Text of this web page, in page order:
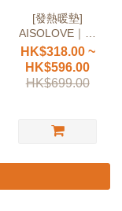
[發熱暖墊]
AISOLOVE｜石
墨烯｜5秒速熱智
能恒溫
HK$318.00 ~
HK$596.00
HK$699.00